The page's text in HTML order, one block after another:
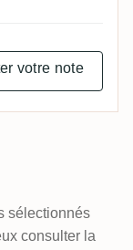
votre note
sélectionnés
consulter la